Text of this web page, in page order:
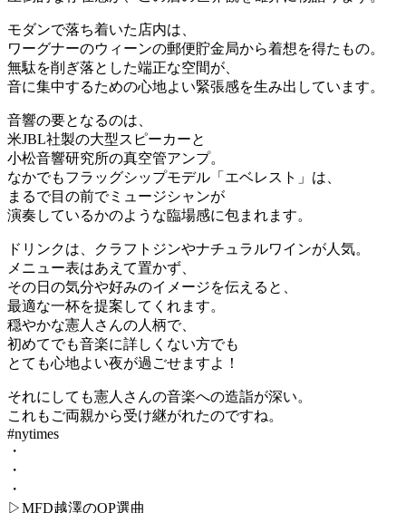
モダンで落ち着いた店内は、
ワーグナーのウィーンの郵便貯金局から着想を得たもの。
無駄を削ぎ落とした端正な空間が、
音に集中するための心地よい緊張感を生み出しています。
音響の要となるのは、
米JBL社製の大型スピーカーと
小松音響研究所の真空管アンプ。
なかでもフラッグシップモデル「エベレスト」は、
まるで目の前でミュージシャンが
演奏しているかのような臨場感に包まれます。
ドリンクは、クラフトジンやナチュラルワインが人気。
メニュー表はあえて置かず、
その日の気分や好みのイメージを伝えると、
最適な一杯を提案してくれます。
穏やかな憲人さんの人柄で、
初めてでも音楽に詳しくない方でも
とても心地よい夜が過ごせますよ！
それにしても憲人さんの音楽への造詣が深い。
これもご両親から受け継がれたのですね。
#nytimes
・
・
・
▷MFD越澤のOP選曲